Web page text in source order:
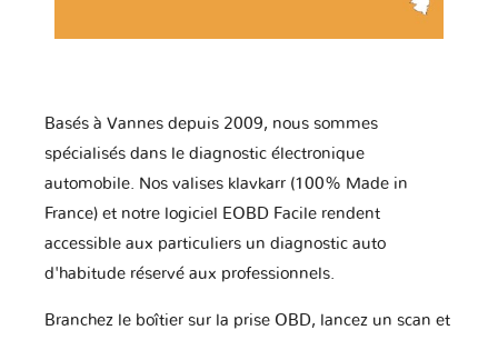
Basés à Vannes depuis 2009, nous sommes
spécialisés dans le diagnostic électronique
automobile. Nos valises klavkarr (100% Made in
France) et notre logiciel EOBD Facile rendent
accessible aux particuliers un diagnostic auto
d'habitude réservé aux professionnels.
Branchez le boîtier sur la prise OBD, lancez un scan et